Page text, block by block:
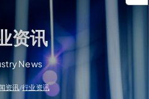
资讯
News
资讯/行业资讯